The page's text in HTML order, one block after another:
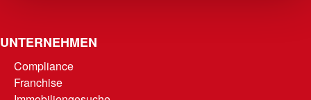
UNTERNEHMEN
Compliance
Franchise